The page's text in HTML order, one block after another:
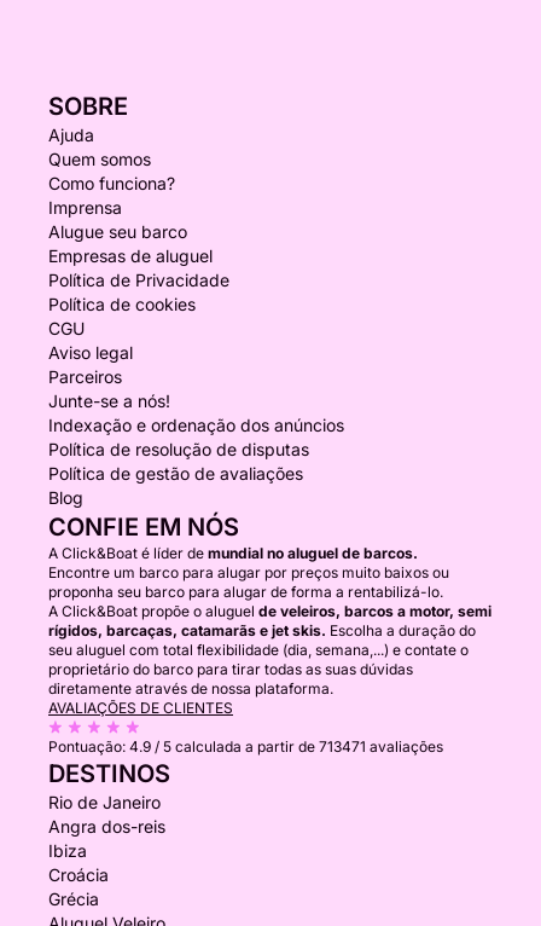
SOBRE
Ajuda
Quem somos
Como funciona?
Imprensa
Alugue seu barco
Empresas de aluguel
Política de Privacidade
Política de cookies
CGU
Aviso legal
Parceiros
Junte-se a nós!
Indexação e ordenação dos anúncios
Política de resolução de disputas
Política de gestão de avaliações
Blog
CONFIE EM NÓS
A Click&Boat é líder de mundial no aluguel de barcos.
Encontre um barco para alugar por preços muito baixos ou
proponha seu barco para alugar de forma a rentabilizá-lo.
A Click&Boat propõe o aluguel de veleiros, barcos a motor, semi
rígidos, barcaças, catamarãs e jet skis. Escolha a duração do
seu aluguel com total flexibilidade (dia, semana,...) e contate o
proprietário do barco para tirar todas as suas dúvidas
diretamente através de nossa plataforma.
AVALIAÇÕES DE CLIENTES
Pontuação: 4.9 / 5 calculada a partir de 713471 avaliações
DESTINOS
Rio de Janeiro
Angra dos-reis
Ibiza
Croácia
Grécia